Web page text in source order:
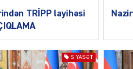
TRİPP layihəsi
SIYASƏT